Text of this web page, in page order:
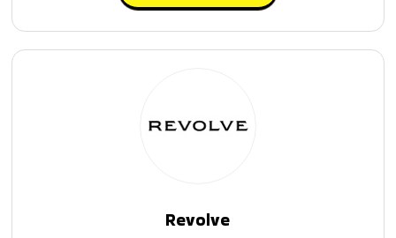
Revolve